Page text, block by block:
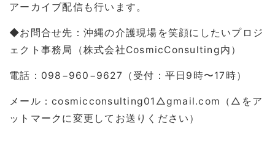
アーカイブ配信も行います。
◆お問合せ先：沖縄の介護現場を笑顔にしたいプロジ
ェクト事務局（株式会社CosmicConsulting内）
電話：098−960−9627（受付：平日9時〜17時）
メール：cosmicconsulting01△gmail.com（△をア
ットマークに変更してお送りください）